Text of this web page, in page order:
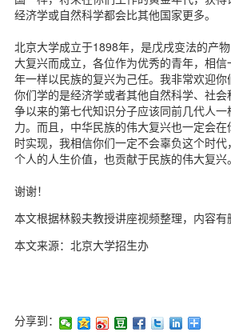
经济学或自然科学都会比其他国家更多。
北京大学成立于1898年，是戊戌变法的产
大复兴而成立，各位作为优秀的青年，相
年一样以民族的复兴为己任。我非常欢迎
你们学的是经济学或者其他自然科学、社
争以来的第七代知识分子应该同前几代人
力。而且，中华民族的伟大复兴也一定会
时实现，我相信你们一定不会辜负这个时
个人的人生价值，也贡献于民族的伟大复兴。
谢谢！
本文根据林毅夫教授讲座视频整理，内容有
本文来源：北京大学招生办
分享到：